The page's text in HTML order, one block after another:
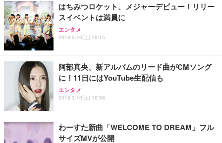
務用 おしゃれ パソコンチェア (ブラック)
Sezlife オフィスチェア デスクチェア 疲れない テレ
ワーク チェア 強化バックレスト 30度ロッキング機
能 人間工学 椅子 腰サポート 90度跳ね上げ式アーム
務用 おしゃれ パソコンチェア (ホワイト)
ANDWINT オフィスチェア デスクチェア 肘なし メ
ッシュ 通気性 ランバーサポート付き 腰サポート ガ
ス圧無段階昇降 360度回転 キャスター付き コンパク
【整備済み品】Dell E2724HS 27インチ 液晶モニタ
ー フルHD（1920×1080）VA 非光沢 HDMI/DisplayP
ort/VGA スピーカー内蔵 高さ調整 スイベル VESA対
【MiniLED/24.5inch/280Hz/FHD】GRAPHT THE S
HOOTER Gaming Monitor 24” Essential ゲーミン
グモニター QD 24.5インチ 1ms FHD 量子ドット 残
Smart Basic(スマートベーシック) 【Amazon.co.jp
限定】 Smart Basic アイリスオーヤマ ペットシーツ
超厚型 お徳用 ワイド 100枚入 (x 1) (ケース販売)
アイリスオーヤマ ペットシーツ 超厚型 お徳用 レギ
ュラー 200枚入【Amazon.co.jp限定】
はちみつロケット、メジャーデビュー！リリー
スイベントは満員に
エンタメ
2018.3.10(土) 19:15
阿部真央、新アルバムのリード曲がCMソング
に！11日にはYouTube生配信も
エンタメ
2018.3.10(土) 16:38
わーすた新曲「WELCOME TO DREAM」フル
サイズMVが公開